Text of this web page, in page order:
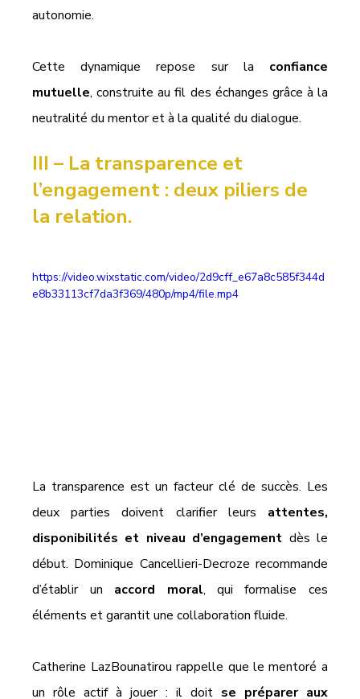
autonomie.
Cette dynamique repose sur la confiance
mutuelle, construite au fil des échanges grâce à la
neutralité du mentor et à la qualité du dialogue.
III – La transparence et
l’engagement : deux piliers de
la relation.
https://video.wixstatic.com/video/2d9cff_e67a8c585f344d
e8b33113cf7da3f369/480p/mp4/file.mp4
La transparence est un facteur clé de succès. Les
deux parties doivent clarifier leurs attentes,
disponibilités et niveau d’engagement dès le
début. Dominique Cancellieri-Decroze recommande
d’établir un accord moral, qui formalise ces
éléments et garantit une collaboration fluide.
Catherine LazBounatirou rappelle que le mentoré a
un rôle actif à jouer : il doit se préparer aux